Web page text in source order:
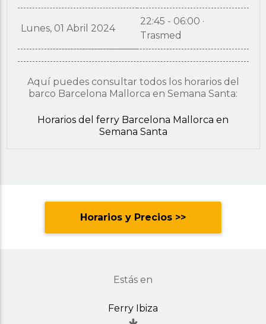
Lunes, 01 Abril 2024
22:45 - 06:00 ·
Trasmed
Aquí puedes consultar todos los horarios del
barco Barcelona Mallorca en Semana Santa:
Horarios del ferry Barcelona Mallorca en
Semana Santa
Horarios y Precios >>
Estás en
Ferry Ibiza